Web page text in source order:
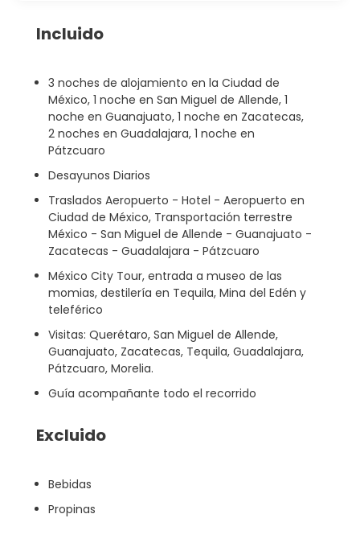
Incluido
3 noches de alojamiento en la Ciudad de
México, 1 noche en San Miguel de Allende, 1
noche en Guanajuato, 1 noche en Zacatecas,
2 noches en Guadalajara, 1 noche en
Pátzcuaro
Desayunos Diarios
Traslados Aeropuerto - Hotel - Aeropuerto en
Ciudad de México, Transportación terrestre
México - San Miguel de Allende - Guanajuato -
Zacatecas - Guadalajara - Pátzcuaro
México City Tour, entrada a museo de las
momias, destilería en Tequila, Mina del Edén y
teleférico
Visitas: Querétaro, San Miguel de Allende,
Guanajuato, Zacatecas, Tequila, Guadalajara,
Pátzcuaro, Morelia.
Guía acompañante todo el recorrido
Excluido
Bebidas
Propinas